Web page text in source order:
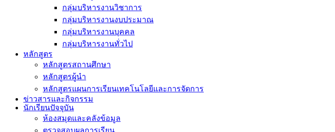
กลุ่มบริหารงานวิชาการ
กลุ่มบริหารงานงบประมาณ
กลุ่มบริหารงานบุคคล
กลุ่มบริหารงานทั่วไป
หลักสูตร
หลักสูตรสถานศึกษา
หลักสูตรผู้นำ
หลักสูตรแผนการเรียนเทคโนโลยีและการจัดการ
ข่าวสารและกิจกรรม
นักเรียนปัจจุบัน
ห้องสมุดและคลังข้อมูล
ตรวจสอบผลการเรียน